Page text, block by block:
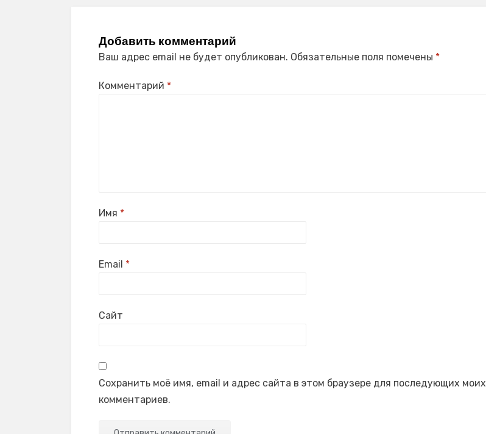
Добавить комментарий
Ваш адрес email не будет опубликован. Обязательные поля помечены *
Комментарий *
Имя *
Email *
Сайт
Сохранить моё имя, email и адрес сайта в этом браузере для последующих моих
комментариев.